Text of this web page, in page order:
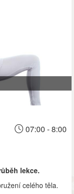
07:00 - 8:00
lekce.
celého těla.